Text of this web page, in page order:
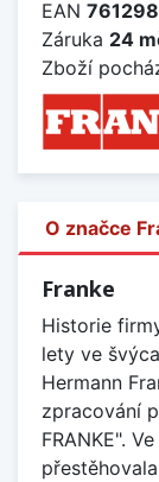
EAN
Záruka 24
Zboží
O značce
Franke
Historie
lety ve
Hermann
zpracování
FRANKE".